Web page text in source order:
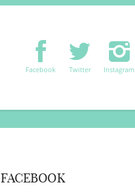
Facebook Twitter Instagram
FACEBOOK